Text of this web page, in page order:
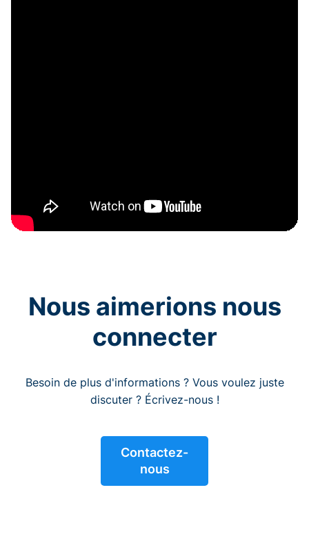
Nous aimerions nous
connecter
Besoin de plus d'informations ? Vous voulez juste
discuter ? Écrivez-nous !
Contactez-
nous